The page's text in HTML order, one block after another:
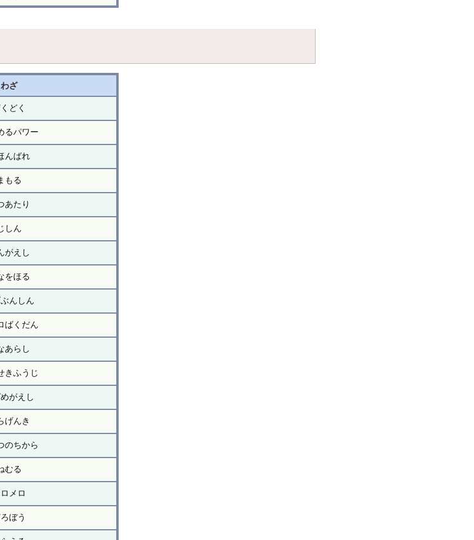
わざ
どく
るパワー
んばれ
もる
あたり
しん
がえし
をほる
んしん
ばくだん
あらし
きふうじ
がえし
げんき
のちから
むる
メロ
ぼう